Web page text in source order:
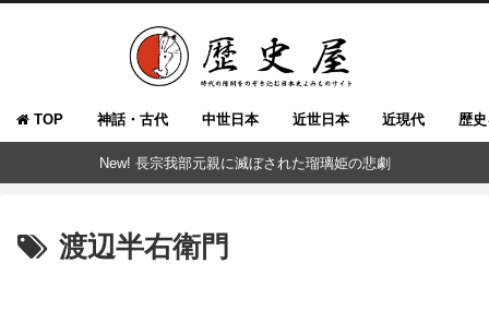
TOP 神話・古代 中世日本 近世日本 近現代 歴
New! 長宗我部元親に滅ぼされた瑠璃姫の悲劇
渡辺半右衛門